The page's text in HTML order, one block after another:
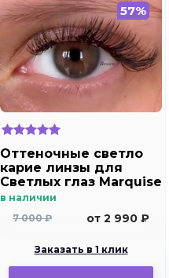
57%
Оттеночные светло
карие линзы для
Светлых глаз Marquise
Solo brown без
Плюсовые диоптрии
и близорукости
в наличии
7 000 ₽
от 2 990 ₽
Заказать в 1 клик